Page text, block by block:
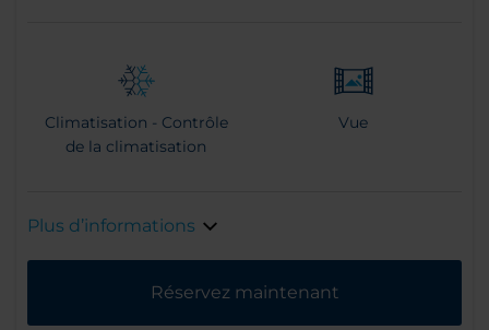
Climatisation - Contrôle
de la climatisation
Vue
Plus d’informations
Réservez maintenant